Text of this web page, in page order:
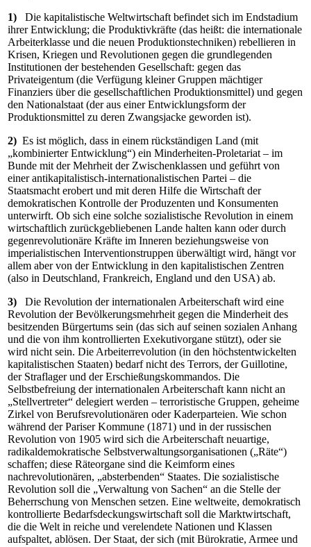
1) Die kapitalistische Weltwirtschaft befindet sich im Endstadium
ihrer Entwicklung; die Produktivkräfte (das heißt: die internationale
Arbeiterklasse und die neuen Produktionstechniken) rebellieren in
Krisen, Kriegen und Revolutionen gegen die grundlegenden
Institutionen der bestehenden Gesellschaft: gegen das
Privateigentum (die Verfügung kleiner Gruppen mächtiger
Finanziers über die gesellschaftlichen Produktionsmittel) und gegen
den Nationalstaat (der aus einer Entwicklungsform der
Produktionsmittel zu deren Zwangsjacke geworden ist).
2) Es ist möglich, dass in einem rückständigen Land (mit
„kombinierter Entwicklung“) ein Minderheiten-Proletariat – im
Bunde mit der Mehrheit der Zwischenklassen und geführt von
einer antikapitalistisch-internationalistischen Partei – die
Staatsmacht erobert und mit deren Hilfe die Wirtschaft der
demokratischen Kontrolle der Produzenten und Konsumenten
unterwirft. Ob sich eine solche sozialistische Revolution in einem
wirtschaftlich zurückgebliebenen Lande halten kann oder durch
gegenrevolutionäre Kräfte im Inneren beziehungsweise von
imperialistischen Interventionstruppen überwältigt wird, hängt vor
allem aber von der Entwicklung in den kapitalistischen Zentren
(also in Deutschland, Frankreich, England und den USA) ab.
3) Die Revolution der internationalen Arbeiterschaft wird eine
Revolution der Bevölkerungsmehrheit gegen die Minderheit des
besitzenden Bürgertums sein (das sich auf seinen sozialen Anhang
und die von ihm kontrollierten Exekutivorgane stützt), oder sie
wird nicht sein. Die Arbeiterrevolution (in den höchstentwickelten
kapitalistischen Staaten) bedarf nicht des Terrors, der Guillotine,
der Straflager und der Erschießungskommandos. Die
Selbstbefreiung der internationalen Arbeiterschaft kann nicht an
„Stellvertreter“ delegiert werden – terroristische Gruppen, geheime
Zirkel von Berufsrevolutionären oder Kaderparteien. Wie schon
während der Pariser Kommune (1871) und in der russischen
Revolution von 1905 wird sich die Arbeiterschaft neuartige,
radikaldemokratische Selbstverwaltungsorganisationen („Räte“)
schaffen; diese Räteorgane sind die Keimform eines
nachrevolutionären, „absterbenden“ Staates. Die sozialistische
Revolution soll die „Verwaltung von Sachen“ an die Stelle der
Beherrschung von Menschen setzen. Eine weltweite, demokratisch
kontrollierte Bedarfsdeckungswirtschaft soll die Marktwirtschaft,
die die Welt in reiche und verelendete Nationen und Klassen
aufspaltet, ablösen. Der Staat, der sich (mit Bürokratie, Armee und